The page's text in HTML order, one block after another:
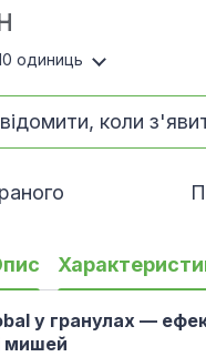
одиниць
коли
у гранулах —
мишей